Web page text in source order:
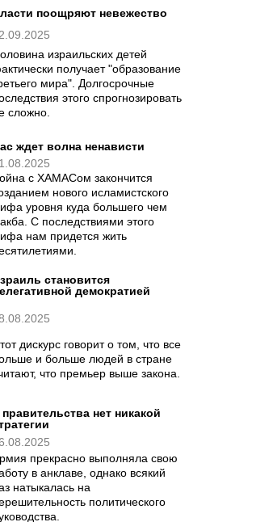
поощряют невежество
израильских детей
получает "образование
мира". Долгосрочные
этого спрогнозировать
сложно.
ждет волна ненависти
с ХАМАСом закончится
нового исламистского
уровня куда большего чем
С последствиями этого
нам придется жить
становится
демократией
дискурс говорит о том, что все
и больше людей в стране
что премьер выше закона.
нет никакой
прекрасно выполняла свою
в анклаве, однако всякий
натыкалась на
политического